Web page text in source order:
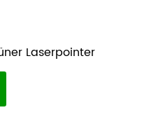
Laserpointer